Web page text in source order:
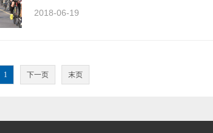
2018-06-19
1 下一页 末页